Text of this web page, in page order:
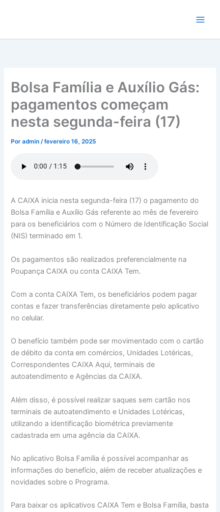
conteúdo
Bolsa Família e Auxílio Gás:
pagamentos começam
nesta segunda-feira (17)
Poradmin/fevereiro 16, 2025
A CAIXA inicia nesta segunda-feira (17) o pagamento do
Bolsa Família e Auxílio Gás referente ao mês de fevereiro
para os beneficiários com o Número de Identificação Social
(NIS) terminado em 1.
Os pagamentos são realizados preferencialmente na
Poupança CAIXA ou conta CAIXA Tem.
Com a conta CAIXA Tem, os beneficiários podem pagar
contas e fazer transferências diretamente pelo aplicativo
no celular.
O benefício também pode ser movimentado com o cartão
de débito da conta em comércios, Unidades Lotéricas,
Correspondentes CAIXA Aqui, terminais de
autoatendimento e Agências da CAIXA.
Além disso, é possível realizar saques sem cartão nos
terminais de autoatendimento e Unidades Lotéricas,
utilizando a identificação biométrica previamente
cadastrada em uma agência da CAIXA.
No aplicativo Bolsa Família é possível acompanhar as
informações do benefício, além de receber atualizações e
novidades sobre o Programa.
Para baixar os aplicativos CAIXA Tem e Bolsa Família, basta